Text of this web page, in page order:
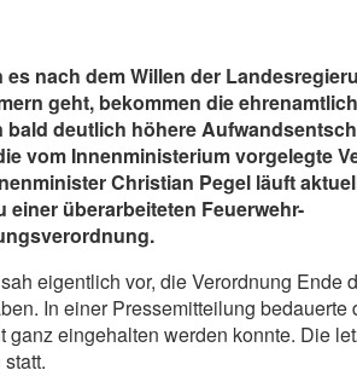
es nach dem Willen der
geht, bekommen die
bald deutlich höhere
vom Innenministerium vorgelegte
Christian Pegel läuft
einer überarbeiteten Feuerwehr-
eigentlich vor, die Verordnung Ende
In einer Pressemitteilung bedauerte
ganz eingehalten werden konnte. Die